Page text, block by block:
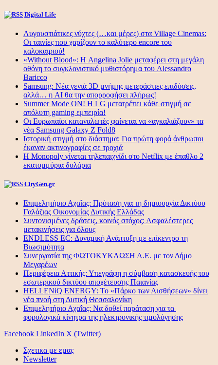
Digital Life
Αυγουστιάτικες νύχτες (…και μέρες) στα Village Cinemas:
Οι ταινίες που χαρίζουν το καλύτερο encore του
καλοκαιριού!
«Without Blood»: Η Angelina Jolie μεταφέρει στη μεγάλη
οθόνη το συγκλονιστικό μυθιστόρημα του Alessandro
Baricco
Samsung: Νέα γενιά 3D μνήμης μετεράστιες επιδόσεις,
αλλά… η AI θα την απορροφήσει πλήρως!
Summer Mode ON! Η LG μετατρέπει κάθε στιγμή σε
απόλυτη gaming εμπειρία!
Οι Ευρωπαίοι καταναλωτές φαίνεται να «αγκαλιάζουν» τα
νέα Samsung Galaxy Z Fold8
Ιστορική στιγμή στο διάστημα: Για πρώτη φορά άνθρωποι
έκαναν ακτινογραφίες σε τροχιά
Η Monopoly γίνεται τηλεπαιχνίδι στο Netflix με έπαθλο 2
εκατομμύρια δολάρια
CityGen.gr
Επιμελητήριο Αχαΐας: Πρόταση για τη δημιουργία Δικτύου
Γαλάζιας Οικονομίας Δυτικής Ελλάδας
Συντονισμένες δράσεις, κοινός στόχος: Ασφαλέστερες
μετακινήσεις για όλους
ENDLESS EC: Δυναμική Ανάπτυξη με επίκεντρο τη
Βιωσιμότητα
Συνεργασία της ΦΩΤΟΚΥΚΛΩΣΗ Α.Ε. με τον Δήμο
Μεγαρέων
Περιφέρεια Αττικής: Υπεγράφη η σύμβαση κατασκευής του
εσωτερικού δικτύου αποχέτευσης Παιανίας
HELLENiQ ENERGY: Το «Πάρκο των Αισθήσεων» δίνει
νέα πνοή στη Δυτική Θεσσαλονίκη
Επιμελητήριο Αχαΐας: Να δοθεί παράταση για τα
φορολογικά κίνητρα της ηλεκτρονικής τιμολόγησης
Facebook LinkedIn X (Twitter)
Σχετικα με εμας
Newsletter